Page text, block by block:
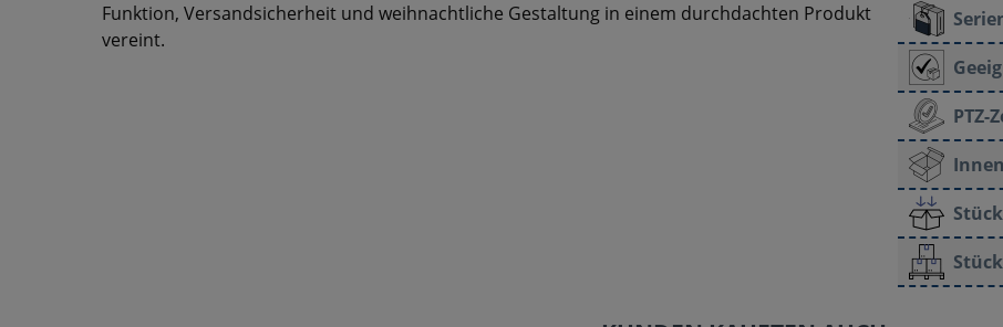
Funktion, Versandsicherheit und weihnachtliche Gestaltung in einem durchdachten Produkt
vereint.
PTZ-